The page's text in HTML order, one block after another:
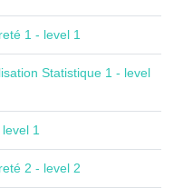
1 - level 1
Statistique 1 - level
1
2 - level 2